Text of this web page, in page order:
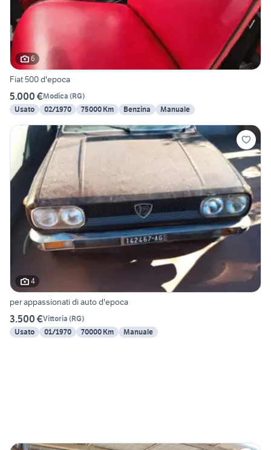
6
Fiat 500 d'epoca
5.000 €Modica (RG)
Usato
02/1970 75000 Km Benzina Manuale
4
per appassionati di auto d'epoca
3.500 €Vittoria (RG)
Usato
01/1970 70000 Km Manuale